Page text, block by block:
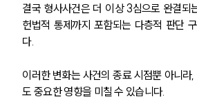
결국 형사사건은 더 이상 3심으로 완결되
헌법적 통제까지 포함되는 다층적 판단
다.
이러한 변화는 사건의 종료 시점뿐 아니라
도 중요한 영향을 미칠 수 있습니다.